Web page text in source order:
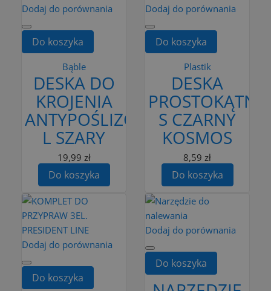
Dodaj do porównania
Do koszyka
Bąble
DESKA DO
KROJENIA
ANTYPOŚLIZGOWA
L SZARY
19,99 zł
Do koszyka
Dodaj do porównania
Do koszyka
Plastik
DESKA
PROSTOKĄTNA
S CZARNY
KOSMOS
8,59 zł
Do koszyka
Dodaj do porównania
Do koszyka
Dodaj do porównania
Do koszyka